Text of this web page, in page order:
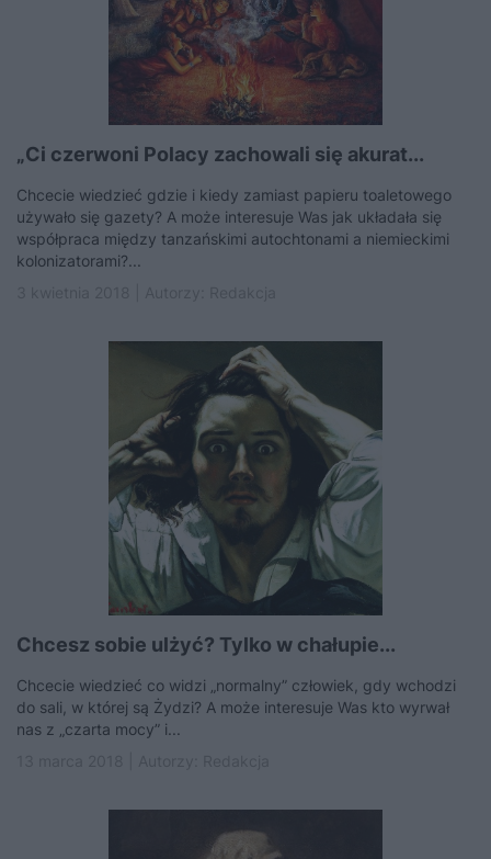
„Ci czerwoni Polacy zachowali się akurat...
Chcecie wiedzieć gdzie i kiedy zamiast papieru toaletowego
używało się gazety? A może interesuje Was jak układała się
współpraca między tanzańskimi autochtonami a niemieckimi
kolonizatorami?...
Chcesz sobie ulżyć? Tylko w chałupie...
Chcecie wiedzieć co widzi „normalny” człowiek, gdy wchodzi
do sali, w której są Żydzi? A może interesuje Was kto wyrwał
nas z „czarta mocy” i...